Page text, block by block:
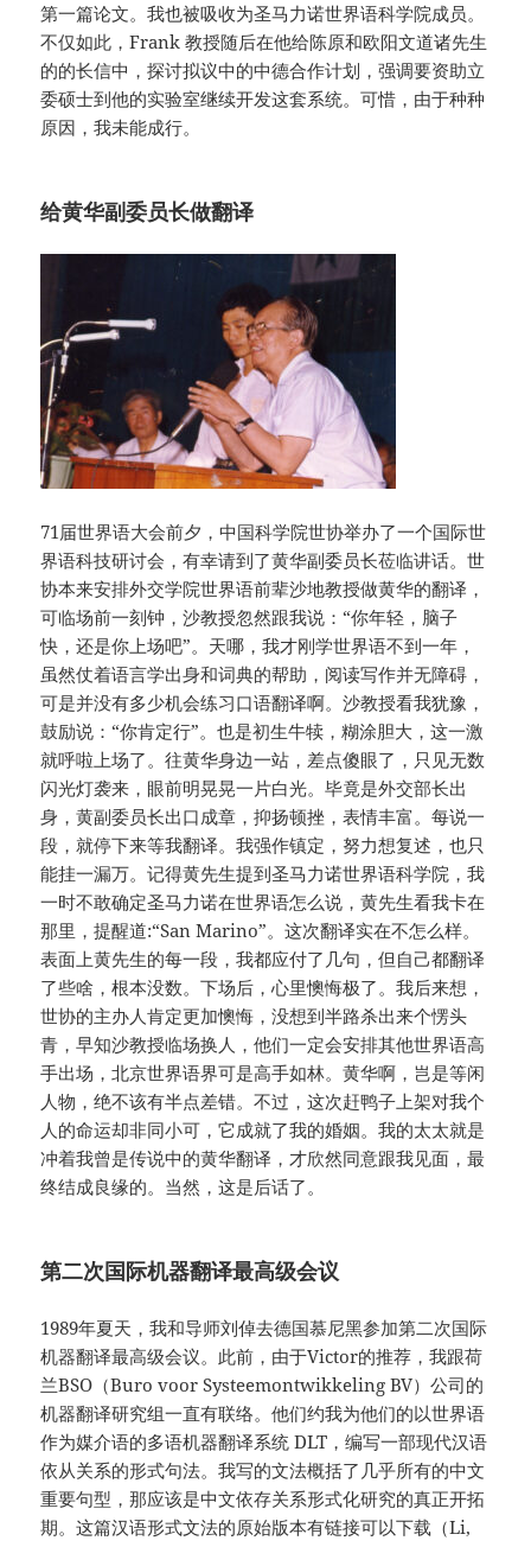
第一篇论文。我也被吸收为圣马力诺世界语科学院成员。
不仅如此，Frank 教授随后在他给陈原和欧阳文道诸先生
的的长信中，探讨拟议中的中德合作计划，强调要资助立
委硕士到他的实验室继续开发这套系统。可惜，由于种种
原因，我未能成行。
给黄华副委员长做翻译
71届世界语大会前夕，中国科学院世协举办了一个国际世
界语科技研讨会，有幸请到了黄华副委员长莅临讲话。世
协本来安排外交学院世界语前辈沙地教授做黄华的翻译，
可临场前一刻钟，沙教授忽然跟我说：“你年轻，脑子
快，还是你上场吧”。天哪，我才刚学世界语不到一年，
虽然仗着语言学出身和词典的帮助，阅读写作并无障碍，
可是并没有多少机会练习口语翻译啊。沙教授看我犹豫，
鼓励说：“你肯定行”。也是初生牛犊，糊涂胆大，这一激
就呼啦上场了。往黄华身边一站，差点傻眼了，只见无数
闪光灯袭来，眼前明晃晃一片白光。毕竟是外交部长出
身，黄副委员长出口成章，抑扬顿挫，表情丰富。每说一
段，就停下来等我翻译。我强作镇定，努力想复述，也只
能挂一漏万。记得黄先生提到圣马力诺世界语科学院，我
一时不敢确定圣马力诺在世界语怎么说，黄先生看我卡在
那里，提醒道:“San Marino”。这次翻译实在不怎么样。
表面上黄先生的每一段，我都应付了几句，但自己都翻译
了些啥，根本没数。下场后，心里懊悔极了。我后来想，
世协的主办人肯定更加懊悔，没想到半路杀出来个愣头
青，早知沙教授临场换人，他们一定会安排其他世界语高
手出场，北京世界语界可是高手如林。黄华啊，岂是等闲
人物，绝不该有半点差错。不过，这次赶鸭子上架对我个
人的命运却非同小可，它成就了我的婚姻。我的太太就是
冲着我曾是传说中的黄华翻译，才欣然同意跟我见面，最
终结成良缘的。当然，这是后话了。
第二次国际机器翻译最高级会议
1989年夏天，我和导师刘倬去德国慕尼黑参加第二次国际
机器翻译最高级会议。此前，由于Victor的推荐，我跟荷
兰BSO（Buro voor Systeemontwikkeling BV）公司的
机器翻译研究组一直有联络。他们约我为他们的以世界语
作为媒介语的多语机器翻译系统 DLT，编写一部现代汉语
依从关系的形式句法。我写的文法概括了几乎所有的中文
重要句型，那应该是中文依存关系形式化研究的真正开拓
期。这篇汉语形式文法的原始版本有链接可以下载（Li,